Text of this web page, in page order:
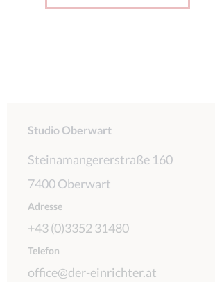
Studio Oberwart
Steinamangererstraße 160
7400 Oberwart
Adresse
+43 (0)3352 31480
Telefon
office@der-einrichter.at